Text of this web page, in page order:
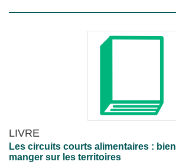
LIVRE
Les circuits courts alimentaires : bien
manger sur les territoires